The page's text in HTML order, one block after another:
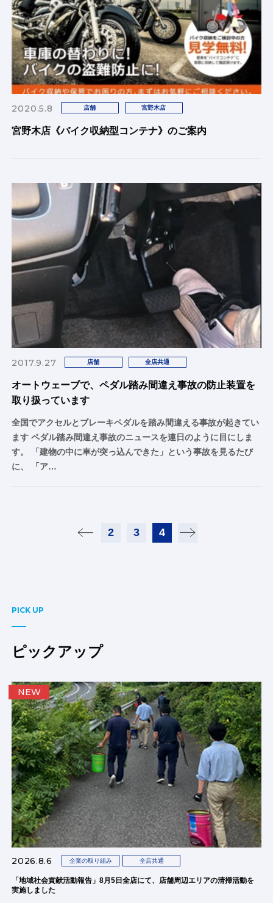
2020.5.8 店舗 宮野木店
宮野木店《バイク収納型コンテナ》のご案内
2017.9.27 店舗 全店共通
オートウェーブで、ペダル踏み間違え事故の防止装置を
取り扱っています
全国でアクセルとブレーキペダルを踏み間違える事故が起きてい
ます ペダル踏み間違え事故のニュースを連日のように目にしま
す。 「建物の中に車が突っ込んできた」という事故を見るたび
に、 「ア…
2 3 4
PICK UP
ピックアップ
2026.8.6 企業の取り組み 全店共通
「地域社会貢献活動報告」8月5日全店にて、店舗周辺エリアの清掃活動を
実施しました
NEW